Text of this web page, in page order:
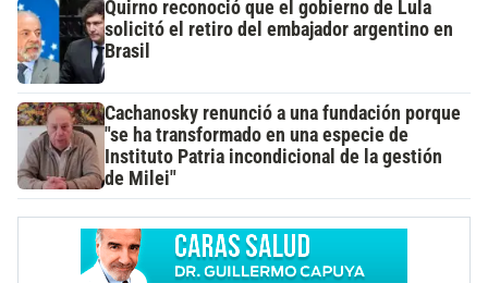
Quirno reconoció que el gobierno de Lula
solicitó el retiro del embajador argentino en
Brasil
Cachanosky renunció a una fundación porque
"se ha transformado en una especie de
Instituto Patria incondicional de la gestión
de Milei"